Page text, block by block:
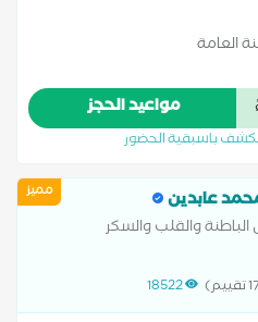
العامة
مواعيد الحجز
باسبقية الحضور
مميز عابدين
والقلب والسكر
18522